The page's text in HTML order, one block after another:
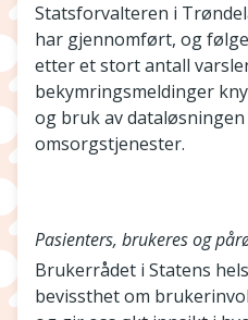
Statsforvalteren i
har gjennomført, og
etter et stort antall
bekymringsmeldinger
og bruk av
omsorgstjenester.
Pasienters, brukeres og
Brukerrådet i Statens
bevissthet om